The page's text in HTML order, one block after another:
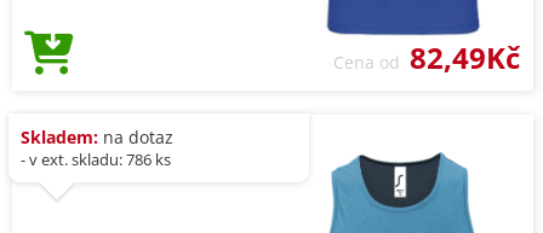
Cena od 82,49Kč
Skladem: na dotaz
- v ext. skladu: 786 ks